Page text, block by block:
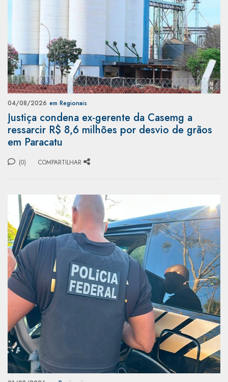
04/08/2026 em Regionais
Justiça condena ex-gerente da Casemg a
ressarcir R$ 8,6 milhões por desvio de grãos
em Paracatu
(0) COMPARTILHAR